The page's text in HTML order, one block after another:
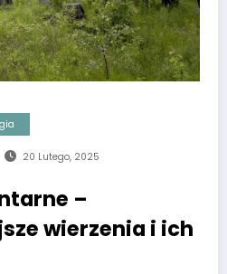
20 Lutego, 2025
–
wierzenia i ich